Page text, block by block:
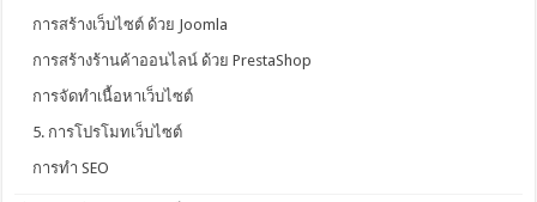
การสร้างเว็บไซต์ ด้วย Joomla
การสร้างร้านค้าออนไลน์ ด้วย PrestaShop
การจัดทำเนื้อหาเว็บไซต์
5. การโปรโมทเว็บไซต์
การทำ SEO